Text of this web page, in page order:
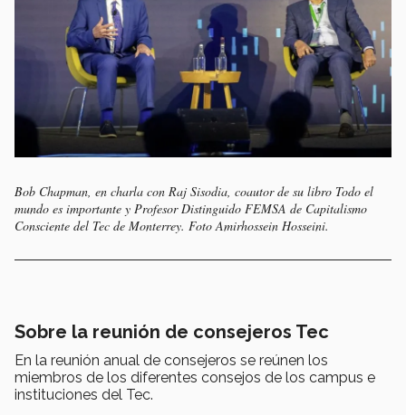
Bob Chapman, en charla con Raj Sisodia, coautor de su libro Todo el
mundo es importante y Profesor Distinguido FEMSA de Capitalismo
Consciente del Tec de Monterrey. Foto Amirhossein Hosseini.
Sobre la reunión de consejeros Tec
En la reunión anual de consejeros se reúnen los
miembros de los diferentes consejos de los campus e
instituciones del Tec.